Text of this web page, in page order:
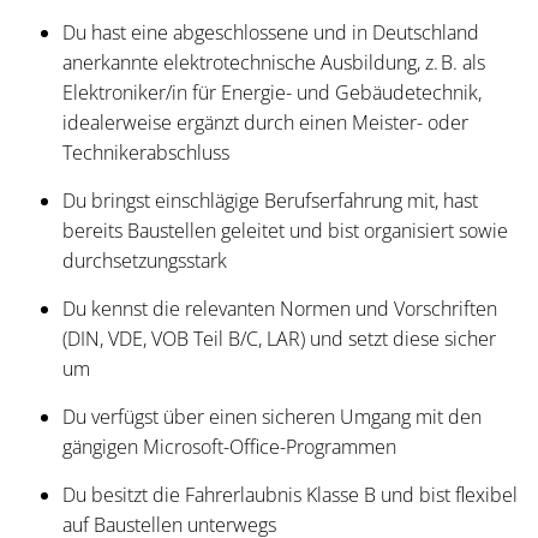
Du hast eine abgeschlossene und in Deutschland
anerkannte elektrotechnische Ausbildung, z. B. als
Elektroniker/in für Energie- und Gebäudetechnik,
idealerweise ergänzt durch einen Meister- oder
Technikerabschluss
Du bringst einschlägige Berufserfahrung mit, hast
bereits Baustellen geleitet und bist organisiert sowie
durchsetzungsstark
Du kennst die relevanten Normen und Vorschriften
(DIN, VDE, VOB Teil B/C, LAR) und setzt diese sicher
um
Du verfügst über einen sicheren Umgang mit den
gängigen Microsoft-Office-Programmen
Du besitzt die Fahrerlaubnis Klasse B und bist flexibel
auf Baustellen unterwegs